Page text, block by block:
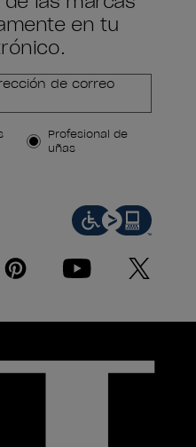
en tu
de correo
Profesional de
uñas